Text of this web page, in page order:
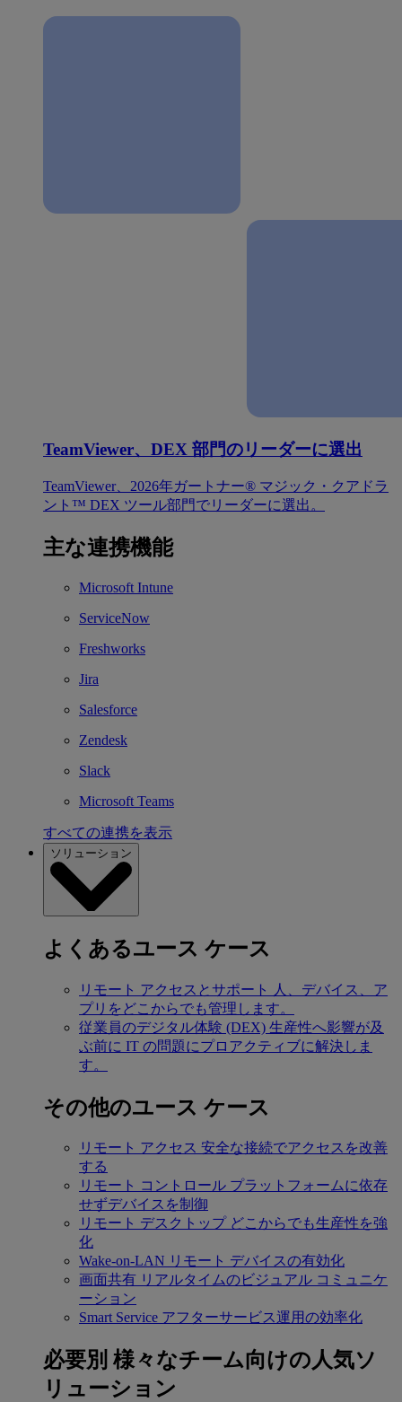
TeamViewer、DEX 部門のリーダーに選出
TeamViewer、2026年ガートナー® マジック・クアドラ
ント™ DEX ツール部門でリーダーに選出。
主な連携機能
Microsoft Intune
ServiceNow
Freshworks
Jira
Salesforce
Zendesk
Slack
Microsoft Teams
すべての連携を表示
ソリューション
よくあるユース ケース
リモート アクセスとサポート
人、デバイス、ア
プリをどこからでも管理します。
従業員のデジタル体験 (DEX) 生産性へ影響が及
ぶ前に IT の問題にプロアクティブに解決しま
す。
その他のユース ケース
リモート アクセス 安全な接続でアクセスを改善
する
リモート コントロール プラットフォームに依存
せずデバイスを制御
リモート デスクトップ どこからでも生産性を強
化
Wake-on-LAN リモート デバイスの有効化
画面共有 リアルタイムのビジュアル コミュニケ
ーション
Smart Service アフターサービス運用の効率化
必要別 様々なチーム向けの人気ソ
リューション